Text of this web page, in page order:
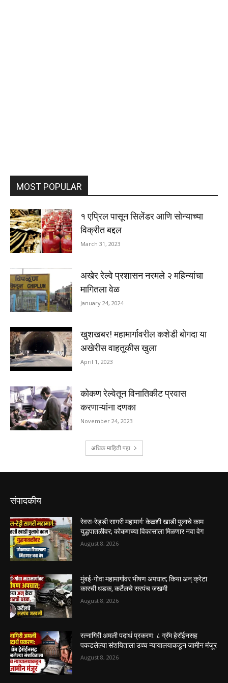
संपादकीय
रेवस-रेड्डी सागरी महामार्ग: केळशी खाडी पुलाचे काम
युद्धपातळीवर; कोकणच्या विकासाला मिळणार नवा वेग
August 8, 2026
मुंबई-गोवा महामार्गावर भीषण अपघात; किया अन् क्रेटा
कारची धडक, कर्टेलचे सरपंच जखमी
August 8, 2026
रत्नागिरी अमली पदार्थ प्रकरण: ८ ग्रॅम हेरॉईनसह
पकडलेल्या संशयिताला उच्च न्यायालयाकडून जामीन मंजूर
August 8, 2026